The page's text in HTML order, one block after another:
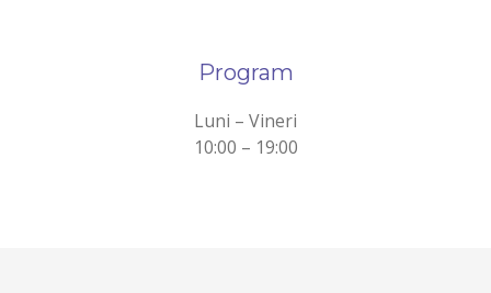
Program
Luni – Vineri
10:00 – 19:00